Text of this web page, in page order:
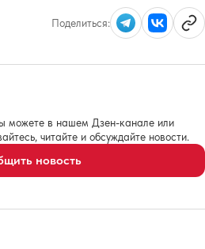
Поделиться:
можете в нашем Дзен-канале или
читайте и обсуждайте новости.
новость